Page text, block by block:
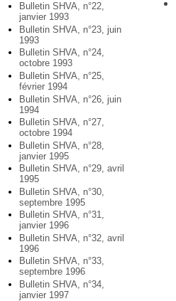
Bulletin SHVA, n°22,
janvier 1993
Bulletin SHVA, n°23, juin
1993
Bulletin SHVA, n°24,
octobre 1993
Bulletin SHVA, n°25,
février 1994
Bulletin SHVA, n°26, juin
1994
Bulletin SHVA, n°27,
octobre 1994
Bulletin SHVA, n°28,
janvier 1995
Bulletin SHVA, n°29, avril
1995
Bulletin SHVA, n°30,
septembre 1995
Bulletin SHVA, n°31,
janvier 1996
Bulletin SHVA, n°32, avril
1996
Bulletin SHVA, n°33,
septembre 1996
Bulletin SHVA, n°34,
janvier 1997